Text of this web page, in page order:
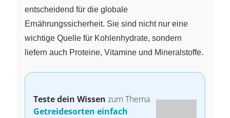
entscheidend für die globale
Ernährungssicherheit. Sie sind nicht nur eine
wichtige Quelle für Kohlenhydrate, sondern
liefern auch Proteine, Vitamine und Mineralstoffe.
Teste dein Wissen zum Thema
Getreidesorten einfach